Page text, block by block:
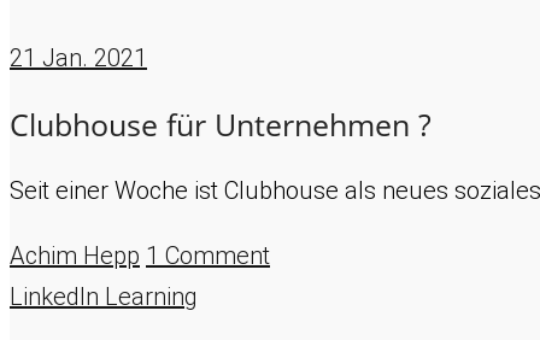
21 Jan. 2021
Clubhouse für Unternehmen ?
Seit einer Woche ist Clubhouse als neues
Achim Hepp 1 Comment
LinkedIn Learning